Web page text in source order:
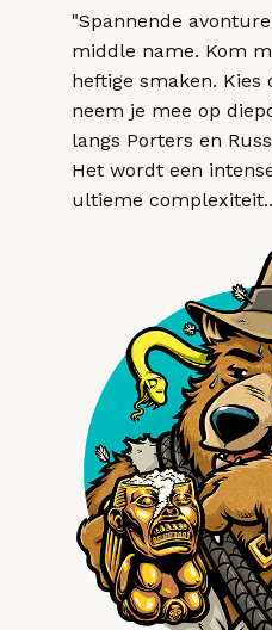
"Spannende
middle name. Kom
heftige smaken. Kies
neem je mee op
langs Porters en
Het wordt een
ultieme